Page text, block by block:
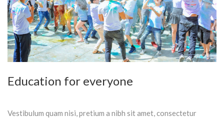
Education for everyone
Vestibulum quam nisi, pretium a nibh sit amet, consectetur